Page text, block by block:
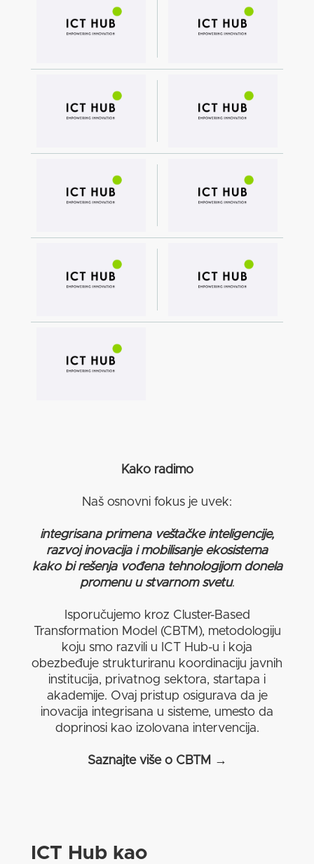
Kako radimo
Naš osnovni fokus je uvek:
integrisana primena veštačke inteligencije,
razvoj inovacija i mobilisanje ekosistema
kako bi rešenja vođena tehnologijom donela
promenu u stvarnom svetu.
Isporučujemo kroz Cluster-Based
Transformation Model (CBTM), metodologiju
koju smo razvili u ICT Hub-u i koja
obezbeđuje strukturiranu koordinaciju javnih
institucija, privatnog sektora, startapa i
akademije. Ovaj pristup osigurava da je
inovacija integrisana u sisteme, umesto da
doprinosi kao izolovana intervencija.
Saznajte više o CBTM →
ICT Hub kao